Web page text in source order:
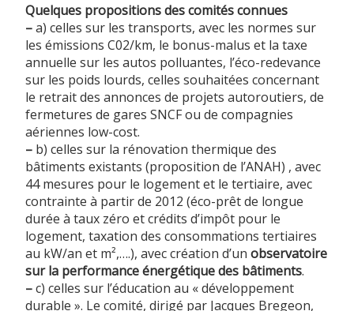
Quelques propositions des comités connues
–a) celles sur les transports, avec les normes sur
les émissions C02/km, le bonus-malus et la taxe
annuelle sur les autos polluantes, l’éco-redevance
sur les poids lourds, celles souhaitées concernant
le retrait des annonces de projets autoroutiers, de
fermetures de gares SNCF ou de compagnies
aériennes low-cost.
– b) celles sur la rénovation thermique des
bâtiments existants (proposition de l’ANAH) , avec
44 mesures pour le logement et le tertiaire, avec
contrainte à partir de 2012 (éco-prêt de longue
durée à taux zéro et crédits d’impôt pour le
logement, taxation des consommations tertiaires
au kW/an et m²,….), avec création d’un observatoire
sur la performance énergétique des bâtiments.
–c) celles sur l’éducation au « développement
durable ». Le comité, dirigé par Jacques Bregeon,